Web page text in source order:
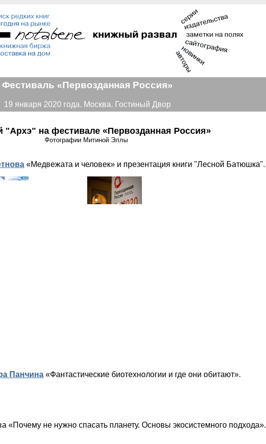
Фестиваль «Первозданная Россия»
19 января 2020 года. Москва. Гостиный Двор
"Архэ" на фестивале «Первозданная Россия»
Фотографии Митиной Эллы
«Медвежата и человек» и презентация книги "Лесной Батюшка".
Панчина «Фантастические биотехнологии и где они обитают».
«Почему не нужно спасать планету. Основы экосистемного подхода».